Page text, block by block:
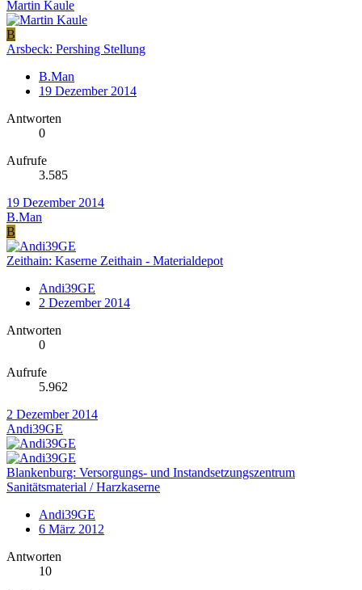
Martin Kaule
B
Arsbeck: Pershing Stellung
B.Man
19 Dezember 2014
Antworten
0
Aufrufe
3.585
19 Dezember 2014
B.Man
B
Zeithain: Kaserne Zeithain - Materialdepot
Andi39GE
2 Dezember 2014
Antworten
0
Aufrufe
5.962
2 Dezember 2014
Andi39GE
Blankenburg: Versorgungs- und Instandsetzungszentrum
Sanitätsmaterial / Harzkaserne
Andi39GE
6 März 2012
Antworten
10